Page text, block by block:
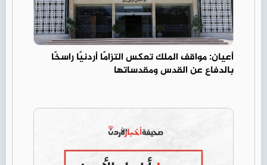
أعيان: مواقف الملك تعكس التزامًا أردنيًا راسخًا
بالدفاع عن القدس ومقدساتها